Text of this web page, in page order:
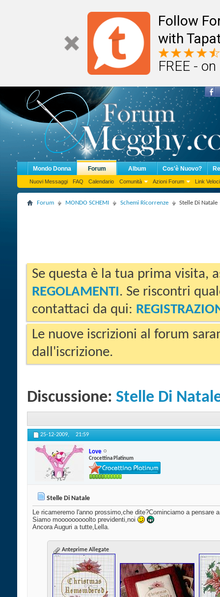
Follow
with
FREE -
Mondo Donna Forum
Nuovi Messaggi FAQ Calendario Comunità Azioni Forum Link Veloci
Album Cos'è Nuovo?
Forum MONDO SCHEMI Schemi Ricorrenze Stelle Di Natale
Se questa è la tua prima visita,
REGOLAMENTI. Se riscontri
contattaci da qui:
Le nuove iscrizioni al forum
dall'iscrizione.
Discussione: Stelle Di
25-12-2009, 21:59
Love
Crocettina Platinum
Stelle Di Natale
Le ricameremo l'anno prossimo,che dite?Cominciamo a pensare
Siamo mooooooooolto previdenti,noi
Ancora Auguri a tutte,Lella.
Anteprime Allegate